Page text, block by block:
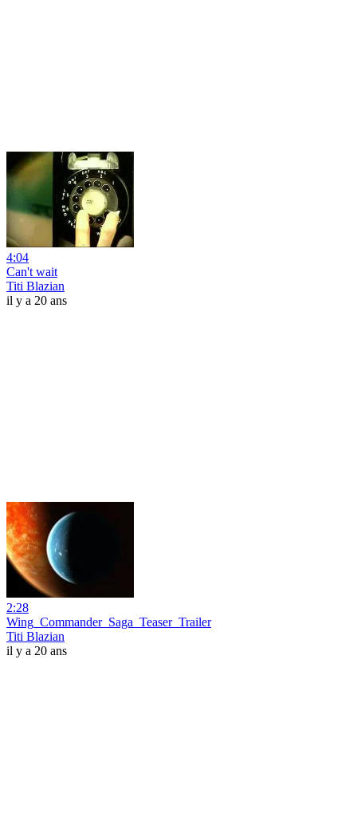
4:04
Can't wait
Titi Blazian
il y a 20 ans
2:28
Wing_Commander_Saga_Teaser_Trailer
Titi Blazian
il y a 20 ans